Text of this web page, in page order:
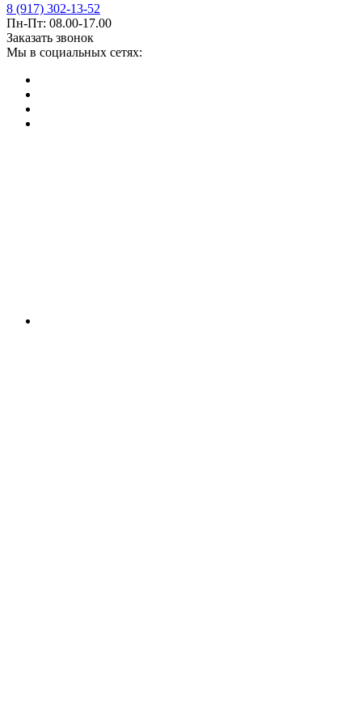
8 (917) 302-13-52
Пн-Пт: 08.00-17.00
Заказать звонок
Мы в социальных сетях: